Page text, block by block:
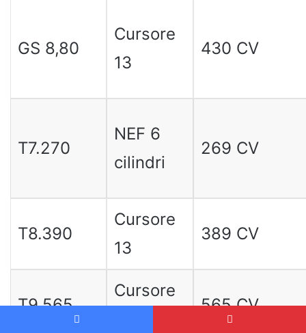
GS 8,80
Cursore
13
430 CV
T7.270
NEF 6
cilindri
269 CV
T8.390
Cursore
13
389 CV
T9.565
Cursore
565 CV